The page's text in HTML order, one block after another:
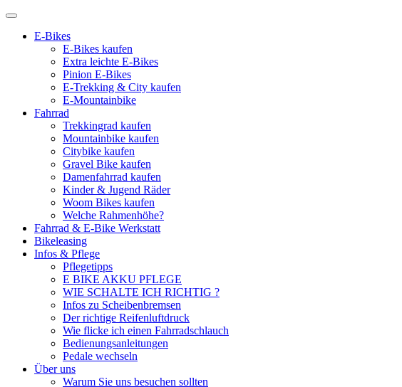
E-Bikes
E-Bikes kaufen
Extra leichte E-Bikes
Pinion E-Bikes
E-Trekking & City kaufen
E-Mountainbike
Fahrrad
Trekkingrad kaufen
Mountainbike kaufen
Citybike kaufen
Gravel Bike kaufen
Damenfahrrad kaufen
Kinder & Jugend Räder
Woom Bikes kaufen
Welche Rahmenhöhe?
Fahrrad & E-Bike Werkstatt
Bikeleasing
Infos & Pflege
Pflegetipps
E BIKE AKKU PFLEGE
WIE SCHALTE ICH RICHTIG ?
Infos zu Scheibenbremsen
Der richtige Reifenluftdruck
Wie flicke ich einen Fahrradschlauch
Bedienungsanleitungen
Pedale wechseln
Über uns
Warum Sie uns besuchen sollten